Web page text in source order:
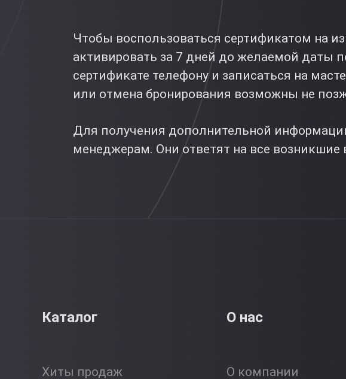
Чтобы воспользоваться сертификатом на
активировать за 7 дней до желаемой даты
сертификате телефону и записаться на
или отмена бронирования возможны не
Для получения дополнительной
менеджерам. Они ответят на все возникшие
Каталог
Хиты продаж
О нас
О компании